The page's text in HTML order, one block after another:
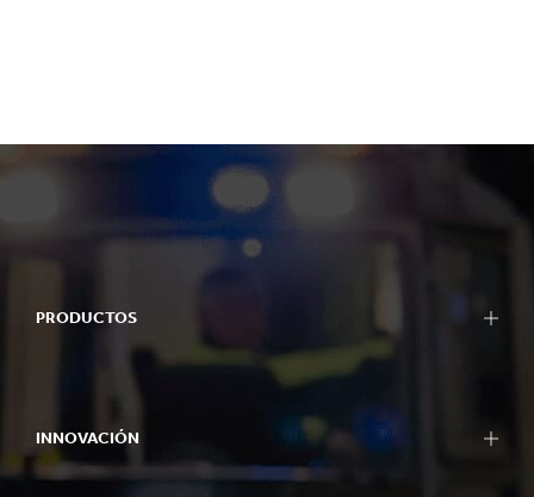
PRODUCTOS
INNOVACIÓN